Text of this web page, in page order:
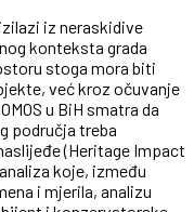
iz neraskidive
konteksta grada
stoga mora biti
već kroz očuvanje
u BiH smatra da
područja treba
(Heritage Impact
koje, između
i mjerila, analizu